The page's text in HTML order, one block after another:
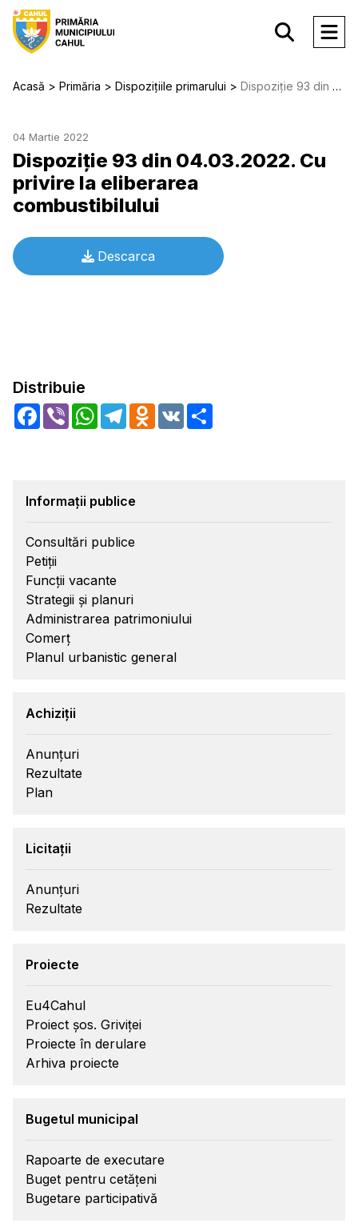
Acasă Primăria Dispozițiile primarului Dispoziție 93 din 04.03.2022. Cu privire la eliberarea combustibilului
04 Martie 2022
Dispoziție 93 din 04.03.2022. Cu
privire la eliberarea
combustibilului
Descarca
Distribuie
Facebook
Viber WhatsApp
TelegramOdnoklassniki
VK
Informații publice
Consultări publice
Petiții
Funcții vacante
Strategii și planuri
Administrarea patrimoniului
Comerț
Planul urbanistic general
Achiziții
Anunțuri
Rezultate
Plan
Licitații
Anunțuri
Rezultate
Proiecte
Eu4Cahul
Proiect șos. Griviței
Proiecte în derulare
Arhiva proiecte
Bugetul municipal
Rapoarte de executare
Buget pentru cetățeni
Bugetare participativă